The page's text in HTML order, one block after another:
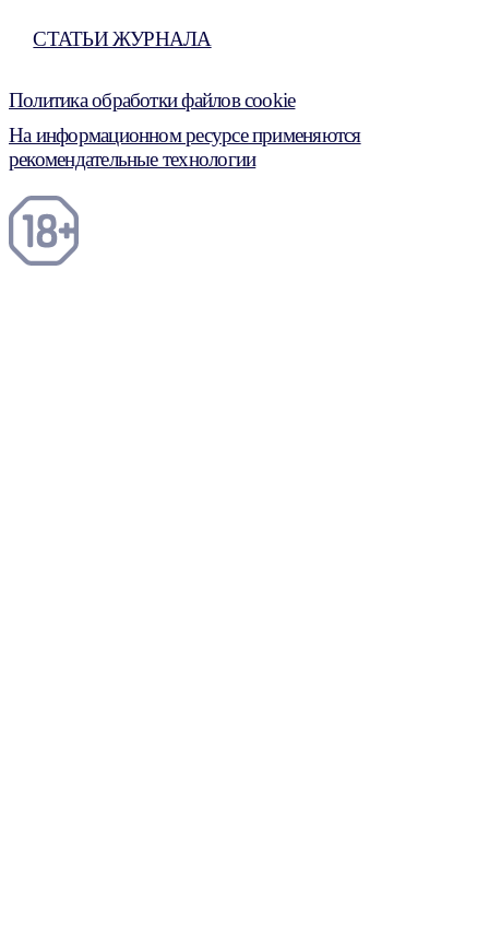
СТАТЬИ ЖУРНАЛА
Политика обработки файлов cookie
На информационном ресурсе применяются
рекомендательные технологии